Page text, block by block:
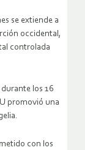
se extiende a
occidental,
controlada
los 16
promovió una
con los